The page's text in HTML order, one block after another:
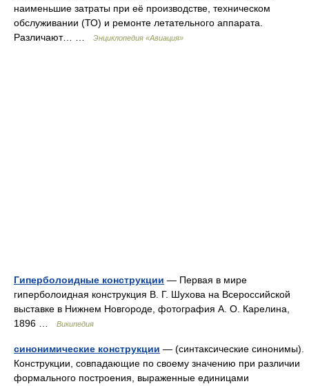
наименьшие затраты при её производстве, техническом
обслуживании (ТО) и ремонте летательного аппарата.
Различают… …
Энциклопедия «Авиация»
Гиперболоидные конструкции — Первая в мире
гиперболоидная конструкция В. Г. Шухова на Всероссийской
выставке в Нижнем Новгороде, фотография А. О. Карелина,
1896 …
Википедия
синонимические конструкции — (синтаксические синонимы).
Конструкции, совпадающие по своему значению при различии
формального построения, выраженные единицами